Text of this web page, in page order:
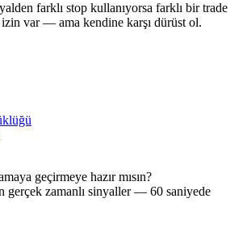
farklı stop kullanıyorsa farklı bir trade
var — ama kendine karşı dürüst ol.
geçirmeye hazır mısın?
gerçek zamanlı sinyaller — 60 saniyede